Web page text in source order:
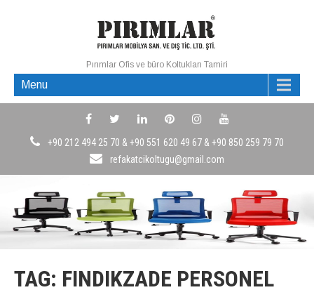
Pırımlar Ofis ve büro Koltukları Tamiri
Menu
+90 212 494 25 70 & +90 551 620 49 67 & +90 850 259 79 70
refakatcikoltugu@gmail.com
TAG: FINDIKZADE PERSONEL